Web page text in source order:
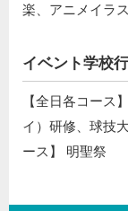
楽、アニメイラ
イベント学校
【全日各コース
イ）研修、球技
ース】 明聖祭